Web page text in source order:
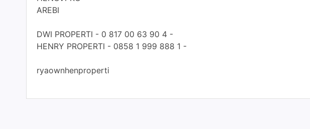
AREBI
DWI PROPERTI - 0 817 00 63 90 4 -
HENRY PROPERTI - 0858 1 999 888 1 -
ryaownhenproperti